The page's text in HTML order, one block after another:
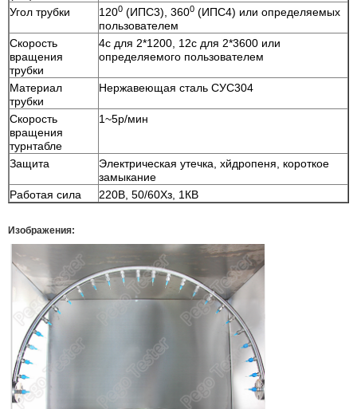
Угол трубки
1200 (ИПС3), 3600 (ИПС4) или определяемых
пользователем
Скорость
вращения
трубки
4с для 2*1200, 12с для 2*3600 или
определяемого пользователем
Материал
трубки
Нержавеющая сталь СУС304
Скорость
вращения
турнтабле
1~5р/мин
Защита
Электрическая утечка, хйдропеня, короткое
замыкание
Работая сила
220В, 50/60Хз, 1КВ
Изображения: